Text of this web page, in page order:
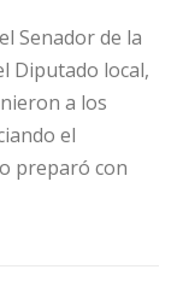
Senador de la
Diputado local,
a los
el
preparó con